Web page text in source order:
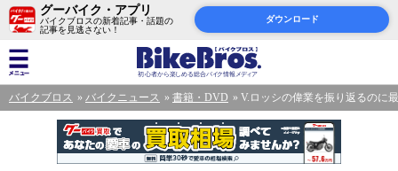
グーバイク・アプリ
バイクブロスの新着記事・話題の
記事を見逃さない！
ダウンロード
バイクブロス バイクニュース 書籍・DVD V.ロッシの偉業を振り返るのに